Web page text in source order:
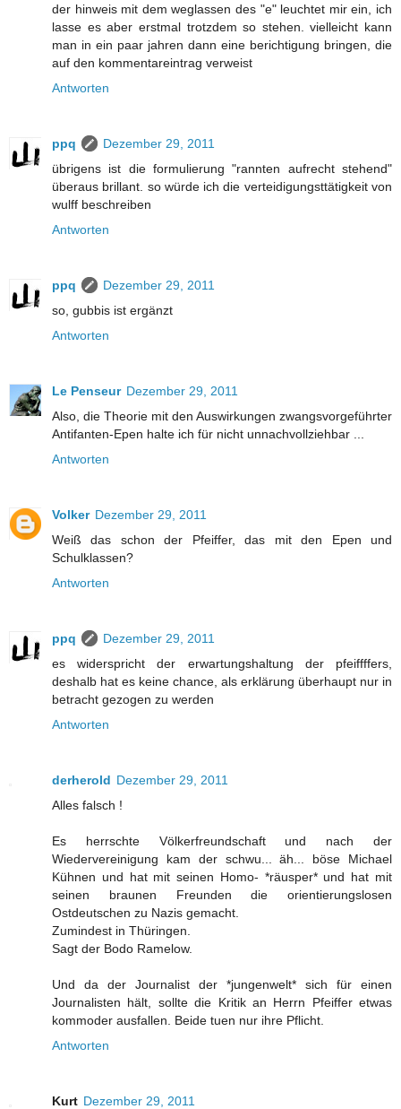
der hinweis mit dem weglassen des "e" leuchtet mir ein, ich
lasse es aber erstmal trotzdem so stehen. vielleicht kann
man in ein paar jahren dann eine berichtigung bringen, die
auf den kommentareintrag verweist
Antworten
ppq
Dezember 29, 2011
übrigens ist die formulierung "rannten aufrecht stehend"
überaus brillant. so würde ich die verteidigungsttätigkeit von
wulff beschreiben
Antworten
ppq
Dezember 29, 2011
so, gubbis ist ergänzt
Antworten
Le Penseur Dezember 29, 2011
Also, die Theorie mit den Auswirkungen zwangsvorgeführter
Antifanten-Epen halte ich für nicht unnachvollziehbar ...
Antworten
Volker Dezember 29, 2011
Weiß das schon der Pfeiffer, das mit den Epen und
Schulklassen?
Antworten
ppq
Dezember 29, 2011
es widerspricht der erwartungshaltung der pfeiffffers,
deshalb hat es keine chance, als erklärung überhaupt nur in
betracht gezogen zu werden
Antworten
derherold Dezember 29, 2011
Alles falsch !
Es herrschte Völkerfreundschaft und nach der
Wiedervereinigung kam der schwu... äh... böse Michael
Kühnen und hat mit seinen Homo- *räusper* und hat mit
seinen braunen Freunden die orientierungslosen
Ostdeutschen zu Nazis gemacht.
Zumindest in Thüringen.
Sagt der Bodo Ramelow.
Und da der Journalist der *jungenwelt* sich für einen
Journalisten hält, sollte die Kritik an Herrn Pfeiffer etwas
kommoder ausfallen. Beide tuen nur ihre Pflicht.
Antworten
Kurt Dezember 29, 2011